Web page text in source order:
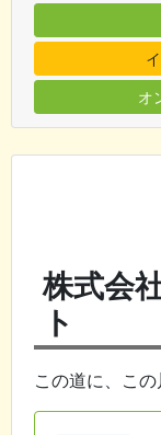
オ
株式会
ト
この道に、こ